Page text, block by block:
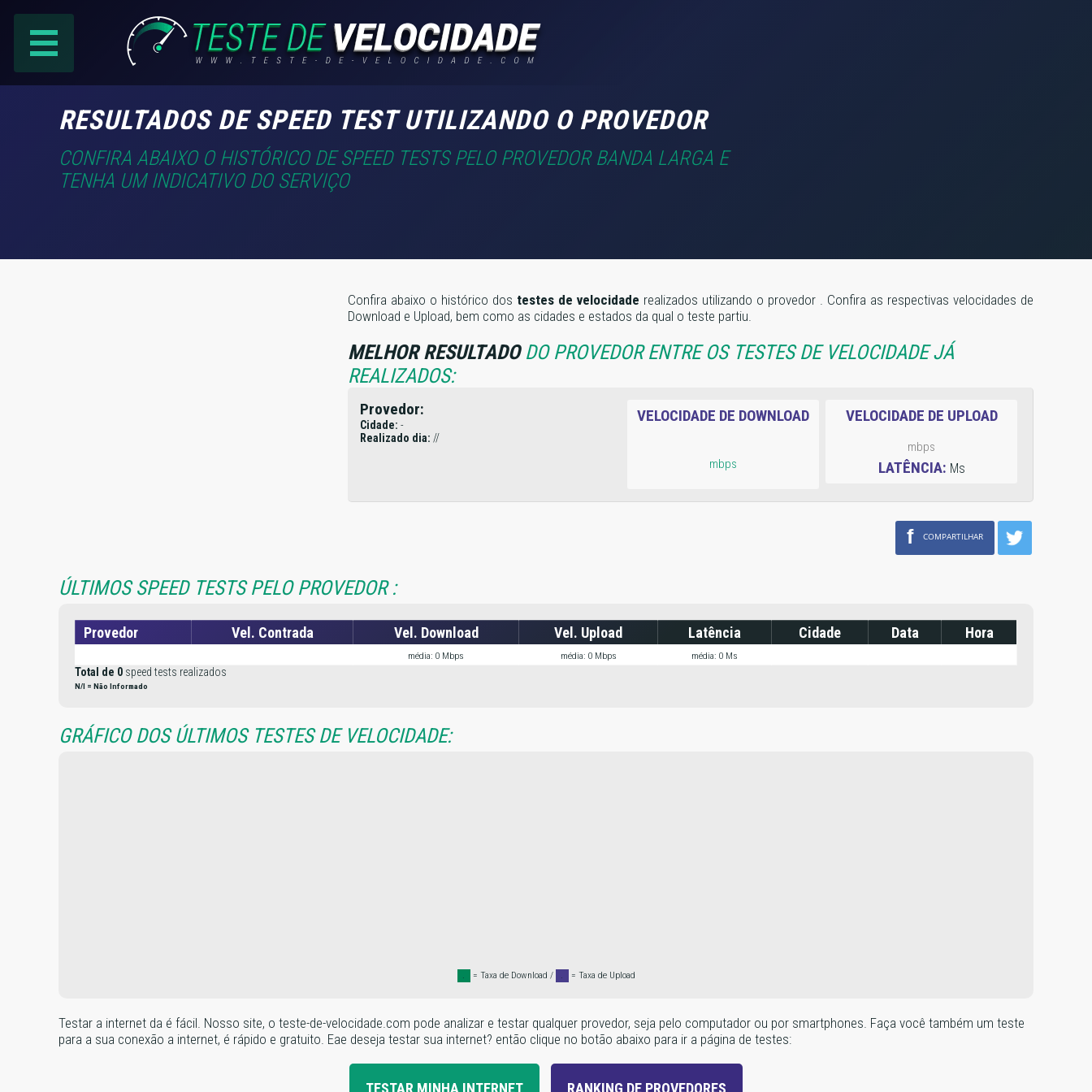
RESULTADOS DE SPEED TEST UTILIZANDO O PROVEDOR
CONFIRA ABAIXO O HISTÓRICO DE SPEED TESTS PELO PROVEDOR BANDA LARGA E
TENHA UM INDICATIVO DO SERVIÇO
Confira abaixo o histórico dos testes de velocidade realizados utilizando o provedor . Confira as respectivas velocidades de
Download e Upload, bem como as cidades e estados da qual o teste partiu.
MELHOR RESULTADODO PROVEDOR ENTRE OS TESTES DE VELOCIDADE JÁ
REALIZADOS:
Provedor:
Cidade: -
Realizado dia: //
VELOCIDADE DE DOWNLOAD
mbps
VELOCIDADE DE UPLOAD
mbps
LATÊNCIA: Ms
f COMPARTILHAR
ÚLTIMOS SPEED TESTS PELO PROVEDOR :
Provedor Vel. Contrada Vel. Download Vel. Upload Latência Cidade Data Hora
média: 0 Mbps média: 0 Mbps média: 0 Ms
Total de 0 speed tests realizados
N/I = Não Informado
GRÁFICO DOS ÚLTIMOS TESTES DE VELOCIDADE:
. = Taxa de Download / . = Taxa de Upload
Testar a internet da é fácil. Nosso site, o teste-de-velocidade.com pode analizar e testar qualquer provedor, seja pelo computador ou por smartphones. Faça você também um teste
para a sua conexão a internet, é rápido e gratuito. Eae deseja testar sua internet? então clique no botão abaixo para ir a página de testes:
TESTAR MINHA INTERNET RANKING DE PROVEDORES
PÁGINA PRINCIPAL
RANKING DE PROVEDORES
PESQUISA: